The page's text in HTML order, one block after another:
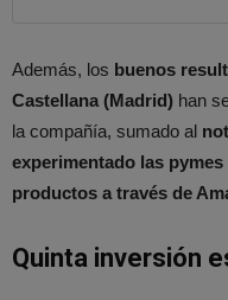
Además, los buenos
Castellana (Madrid) han
la compañía, sumado al
experimentado las
productos a través de
Quinta inversión